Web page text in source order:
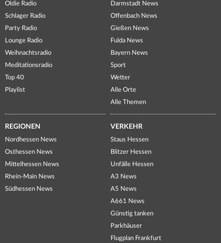
Oldie Radio
Schlager Radio
Party Radio
Lounge Radio
Weihnachtsradio
Meditationsradio
Top 40
Playlist
Darmstadt News
Offenbach News
Gießen News
Fulda News
Bayern News
Sport
Wetter
Alle Orte
Alle Themen
REGIONEN
Nordhessen News
Osthessen News
Mittelhessen News
Rhein-Main News
Südhessen News
VERKEHR
Staus Hessen
Blitzer Hessen
Unfälle Hessen
A3 News
A5 News
A661 News
Günstig tanken
Parkhäuser
Flugplan Frankfurt